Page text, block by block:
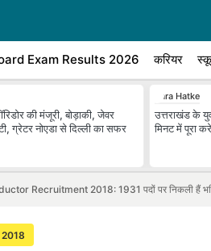
Exam Results 2026 करियर
की मंजूरी, बोड़ाकी, जेवर
ग्रेटर नोएडा से दिल्ली का सफर
Zara Hatke
उत्तराखंड के
मिनट में पूरा
Recruitment 2018: 1931 पदों पर निकली हैं